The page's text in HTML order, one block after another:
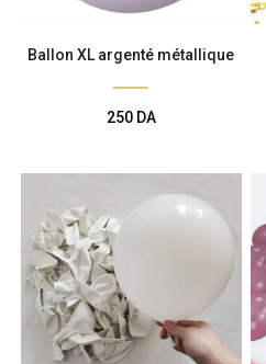
Ballon XL argenté métallique
250 DA